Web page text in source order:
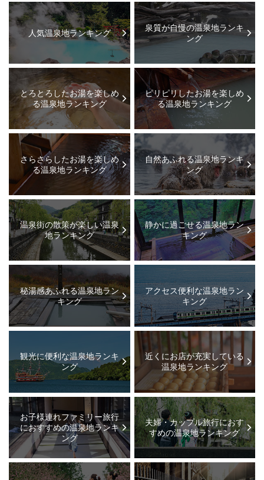
人気温泉地ランキング
泉質が自慢の温泉地ランキ
ング
とろとろしたお湯を楽しめ
る温泉地ランキング
ピリピリしたお湯を楽しめ
る温泉地ランキング
さらさらしたお湯を楽しめ
る温泉地ランキング
自然あふれる温泉地ランキ
ング
温泉街の散策が楽しい温泉
地ランキング
静かに過ごせる温泉地ラン
キング
秘湯感あふれる温泉地ラン
キング
アクセス便利な温泉地ラン
キング
観光に便利な温泉地ランキ
ング
近くにお店が充実している
温泉地ランキング
お子様連れファミリー旅行
におすすめの温泉地ランキ
ング
夫婦・カップル旅行におす
すめの温泉地ランキング